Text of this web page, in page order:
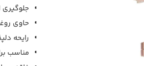
حاوی
رایحه
مناسب